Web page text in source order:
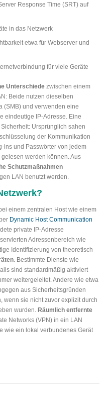
Response Time (SRT) auf
in das Netzwerk
etwa für Webserver und
für viele Geräte
Unterschiede zwischen einem
Beide nutzen dieselben
(SMB) und verwenden eine
eindeutige IP-Adresse. Eine
Ursprünglich sahen
der Kommunikation
ins und Passwörter von jedem
werden können. Aus
Schutzmaßnahmen
LAN benutzt werden.
einem zentralen Host wie einem
Dynamic Host Communication
private IP-Adresse
Adressenbereich wie
Identifizierung von theoretisch
. Bestimmte Dienste wie
sind standardmäßig aktiviert
weitergeleitet. Andere wie etwa
aus Sicherheitsgründen
wenn sie nicht zuvor explizit durch
wurden. Räumlich entfernte
Networks (VPN) in ein LAN
wie ein lokal verbundenes Gerät